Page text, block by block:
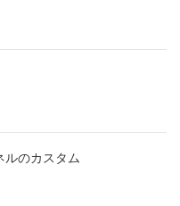
ルのカスタム